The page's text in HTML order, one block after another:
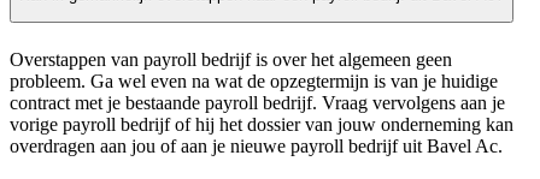
Overstappen van payroll bedrijf is over het algemeen geen
probleem. Ga wel even na wat de opzegtermijn is van je huidige
contract met je bestaande payroll bedrijf. Vraag vervolgens aan je
vorige payroll bedrijf of hij het dossier van jouw onderneming kan
overdragen aan jou of aan je nieuwe payroll bedrijf uit Bavel Ac.